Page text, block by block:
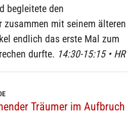
begleitete den
zusammen mit seinem älteren
endlich das erste Mal zum
durfte. 14:30-15:15 • HR
Träumer im Aufbruch